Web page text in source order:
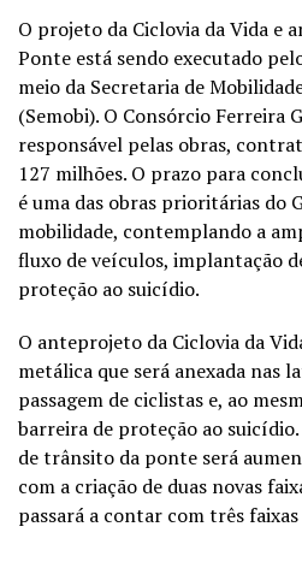
O projeto da Ciclovia da Vida e
Ponte está sendo executado
meio da Secretaria de
(Semobi). O Consórcio Ferreira
responsável pelas obras,
127 milhões. O prazo para
é uma das obras prioritárias do
mobilidade, contemplando a
fluxo de veículos, implantação
proteção ao suicídio.
O anteprojeto da Ciclovia da
metálica que será anexada nas
passagem de ciclistas e, ao
barreira de proteção ao
de trânsito da ponte será
com a criação de duas novas
passará a contar com três